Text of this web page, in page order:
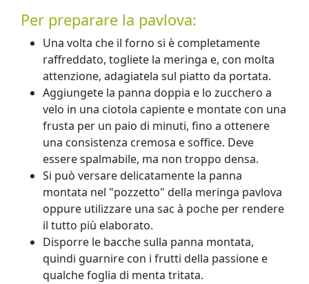
Per preparare la pavlova:
Una volta che il forno si è completamente
raffreddato, togliete la meringa e, con molta
attenzione, adagiatela sul piatto da portata.
Aggiungete la panna doppia e lo zucchero a
velo in una ciotola capiente e montate con una
frusta per un paio di minuti, fino a ottenere
una consistenza cremosa e soffice. Deve
essere spalmabile, ma non troppo densa.
Si può versare delicatamente la panna
montata nel "pozzetto" della meringa pavlova
oppure utilizzare una sac à poche per rendere
il tutto più elaborato.
Disporre le bacche sulla panna montata,
quindi guarnire con i frutti della passione e
qualche foglia di menta tritata.